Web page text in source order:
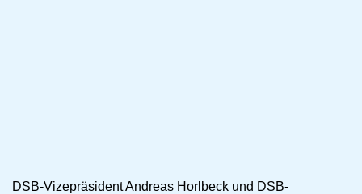
DSB-Vizepräsident Andreas Horlbeck und DSB-